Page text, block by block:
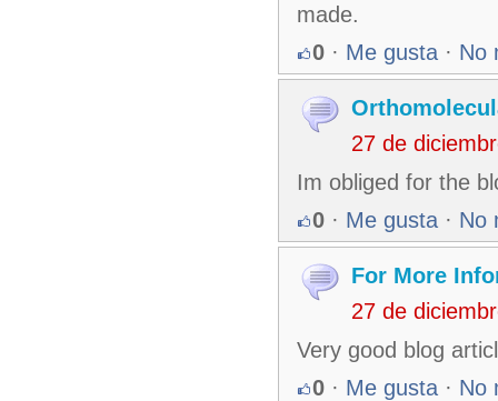
made.
0 · Me gusta · No
27 de
Im obliged for the
0 · Me gusta · No
For More
27 de
Very good blog
0 · Me gusta · No